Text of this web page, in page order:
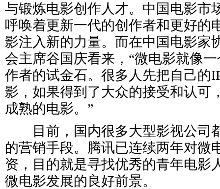
与锻炼电影创作人才。中国电影市
呼唤着更新一代的创作者和更好的
影注入新的力量。而在中国电影家
会主席谷国庆看来，“微电影就像
作者的试金石。很多人先把自己的
影，如果得到了大众的接受和认可
成熟的电影。”
目前，国内很多大型影视公司
的营销手段。腾讯已连续两年对微
资，目的就是寻找优秀的青年电影
微电影发展的良好前景。